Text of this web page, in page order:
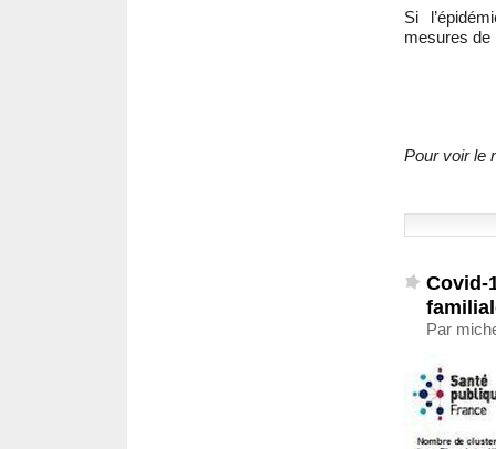
Si
mesures de
Pour voir le
Covid-
Par